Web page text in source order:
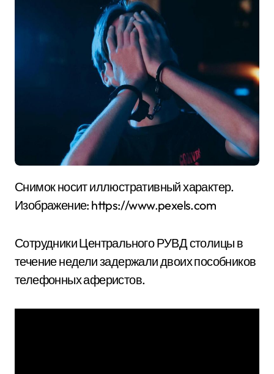
Снимок носит иллюстративный характер.
Изображение: https://www.pexels.com
Сотрудники Центрального РУВД столицы в
течение недели задержали двоих пособников
телефонных аферистов.